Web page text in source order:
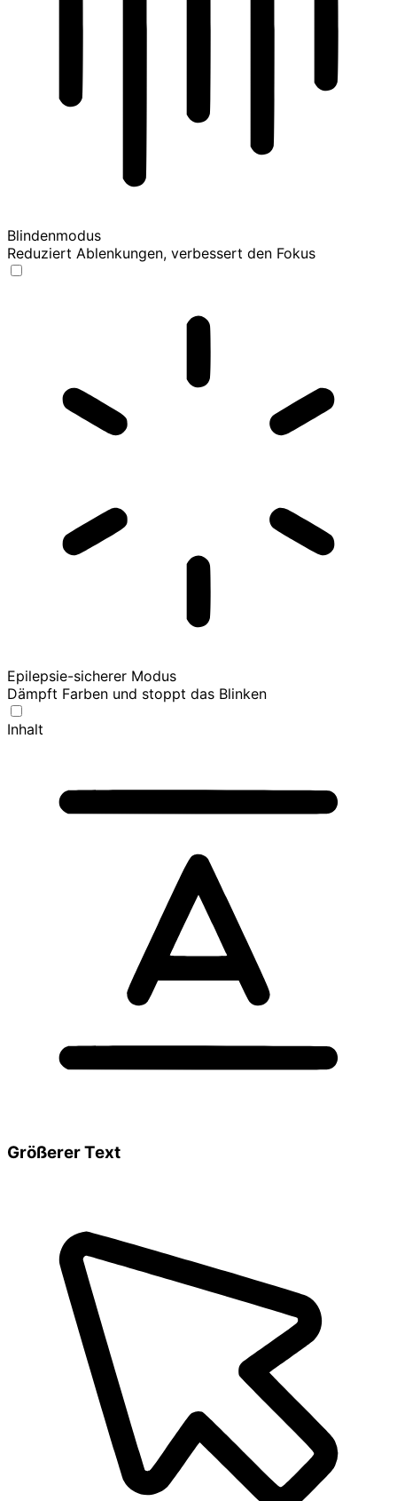
Blindenmodus
Reduziert Ablenkungen, verbessert den Fokus
Epilepsie-sicherer Modus
Dämpft Farben und stoppt das Blinken
Inhalt
Größerer Text